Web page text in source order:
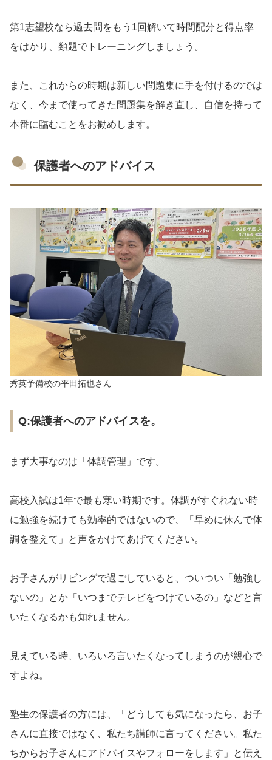
第1志望校なら過去問をもう1回解いて時間配分と得点率
をはかり、類題でトレーニングしましょう。
また、これからの時期は新しい問題集に手を付けるのでは
なく、今まで使ってきた問題集を解き直し、自信を持って
本番に臨むことをお勧めします。
保護者へのアドバイス
秀英予備校の平田拓也さん
Q:保護者へのアドバイスを。
まず大事なのは「体調管理」です。
高校入試は1年で最も寒い時期です。体調がすぐれない時
に勉強を続けても効率的ではないので、「早めに休んで体
調を整えて」と声をかけてあげてください。
お子さんがリビングで過ごしていると、ついつい「勉強し
ないの」とか「いつまでテレビをつけているの」などと言
いたくなるかも知れません。
見えている時、いろいろ言いたくなってしまうのが親心で
すよね。
塾生の保護者の方には、「どうしても気になったら、お子
さんに直接ではなく、私たち講師に言ってください。私た
ちからお子さんにアドバイスやフォローをします」と伝え